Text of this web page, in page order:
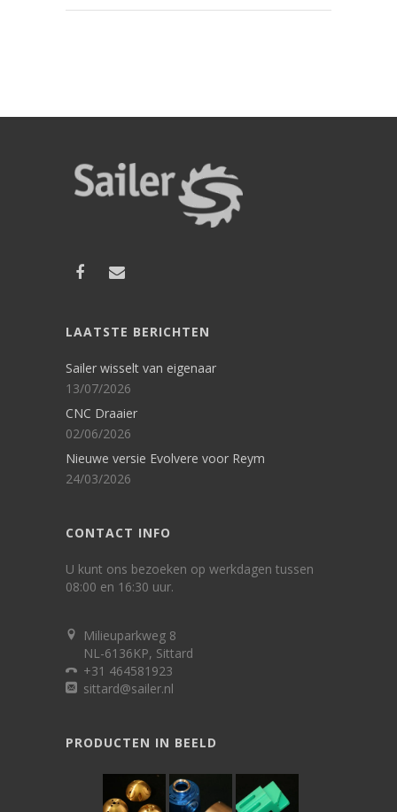
LAATSTE BERICHTEN
Sailer wisselt van eigenaar
13/07/2026
CNC Draaier
02/06/2026
Nieuwe versie Evolvere voor Reym
24/03/2026
CONTACT INFO
U kunt ons bezoeken op werkdagen tussen
08:00 en 16:30 uur.
Milieuparkweg 8
NL-6136KP, Sittard
+31 464581923
sittard@sailer.nl
PRODUCTEN IN BEELD